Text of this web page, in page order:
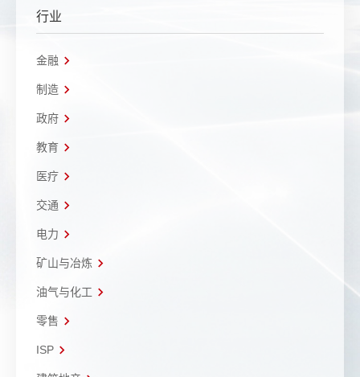
行业
金融
制造
政府
教育
医疗
交通
电力
矿山与冶炼
油气与化工
零售
ISP